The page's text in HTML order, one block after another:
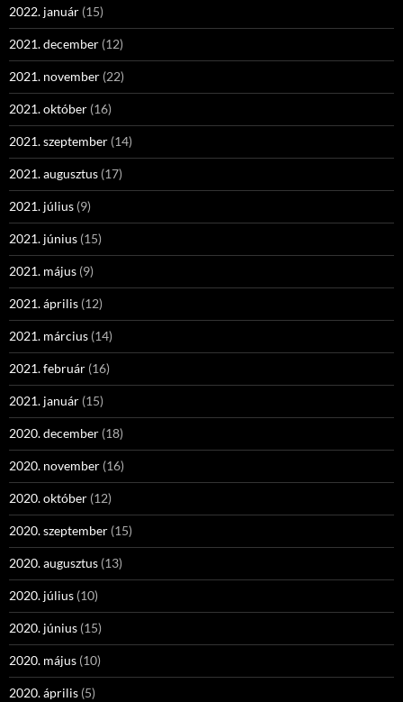
2022. január (15)
2021. december (12)
2021. november (22)
2021. október (16)
2021. szeptember (14)
2021. augusztus (17)
2021. július (9)
2021. június (15)
2021. május (9)
2021. április (12)
2021. március (14)
2021. február (16)
2021. január (15)
2020. december (18)
2020. november (16)
2020. október (12)
2020. szeptember (15)
2020. augusztus (13)
2020. július (10)
2020. június (15)
2020. május (10)
2020. április (5)